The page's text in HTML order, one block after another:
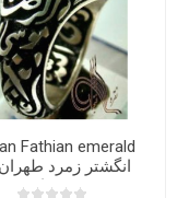
Fathian emerald
فتحیان